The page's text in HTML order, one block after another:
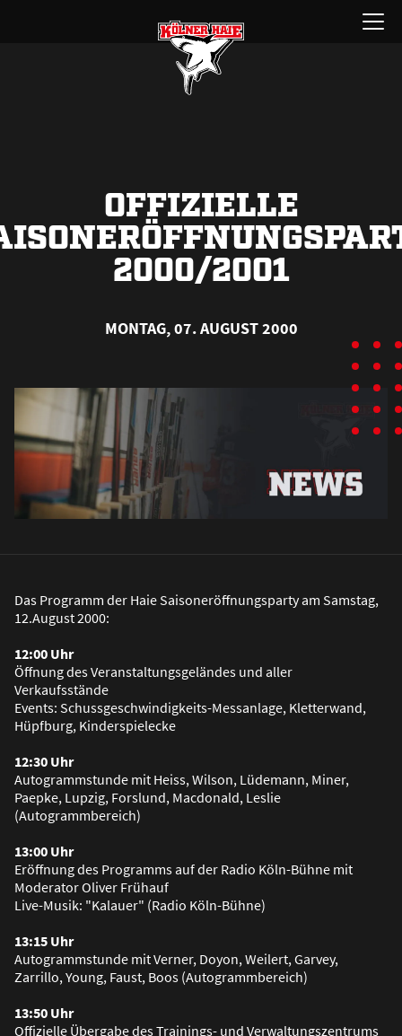
Menü
öffnen
OFFIZIELLE
2000/2001
MONTAG, 07. AUGUST 2000
Das Programm der Haie Saisoneröffnungsparty am Samstag,
12.August 2000:
12:00 Uhr
Öffnung des Veranstaltungsgeländes und aller
Verkaufsstände
Events: Schussgeschwindigkeits-Messanlage, Kletterwand,
Hüpfburg, Kinderspielecke
12:30 Uhr
Autogrammstunde mit Heiss, Wilson, Lüdemann, Miner,
Paepke, Lupzig, Forslund, Macdonald, Leslie
(Autogrammbereich)
13:00 Uhr
Eröffnung des Programms auf der Radio Köln-Bühne mit
Moderator Oliver Frühauf
Live-Musik: "Kalauer" (Radio Köln-Bühne)
13:15 Uhr
Autogrammstunde mit Verner, Doyon, Weilert, Garvey,
Zarrillo, Young, Faust, Boos (Autogrammbereich)
13:50 Uhr
Offizielle Übergabe des Trainings- und Verwaltungszentrums